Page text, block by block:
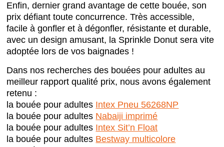
Enfin, dernier grand avantage de cette bouée, son
prix défiant toute concurrence. Très accessible,
facile à gonfler et à dégonfler, résistante et durable,
avec un design amusant, la Sprinkle Donut sera vite
adoptée lors de vos baignades !
Dans nos recherches des bouées pour adultes au
meilleur rapport qualité prix, nous avons également
retenu :
la bouée pour adultes Intex Pneu 56268NP
la bouée pour adultes Nabaiji imprimé
la bouée pour adultes Intex Sit’n Float
la bouée pour adultes Bestway multicolore